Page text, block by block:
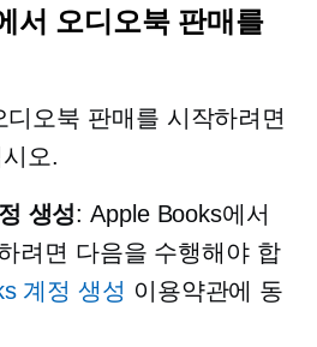
오디오북 판매를
오북 판매를 시작하려면
오.
생성: Apple Books에서
려면 다음을 수행해야 합
계정 생성 이용약관에 동